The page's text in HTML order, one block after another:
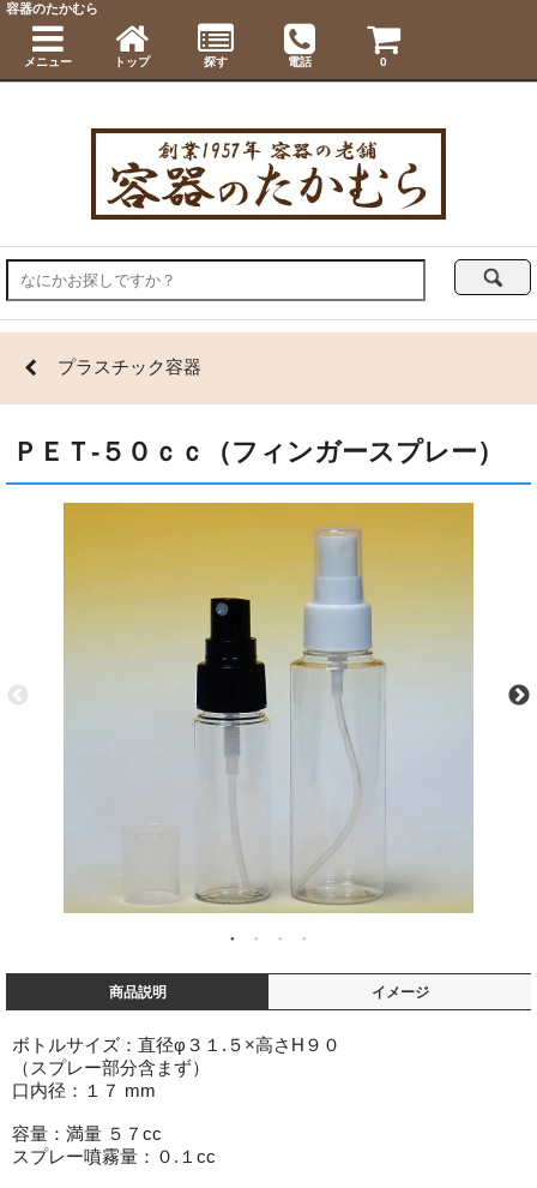
プラスチック容器
ＰＥＴ-５０ｃｃ（フィンガースプレー）
商品説明 イメージ
ボトルサイズ：直径φ３１.５×高さH９０
（スプレー部分含まず）
口内径：１７ mm
容量：満量 ５７cc
スプレー噴霧量：０.１cc
容器のたかむら
メニュー トップ 探す 電話 0